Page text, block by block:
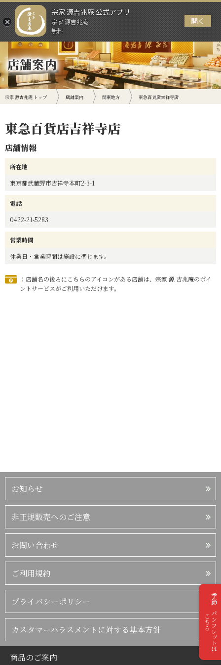
宗家 源吉兆庵 公式アプリ
宗家 源吉兆庵
無料
開く
メニュー
店舗案内
宗家 源吉兆庵 トップ 店舗案内 関東地方 東急百貨店吉祥寺店
東急百貨店吉祥寺店
店舗情報
所在地
東京都武蔵野市吉祥寺本町2-3-1
電話
0422-21-5283
営業時間
休業日・営業時間は施設に準じます。
：店舗名の後ろにこちらのアイコンがある店舗は、宗家 源 吉兆庵のポイ
ントサービスがご利用いただけます。
お知らせ
非正規販売へのご注意
お問い合わせ
ご利用規約
プライバシーポリシー
カスタマーハラスメントに対する基本方針
商品のご案内
季節のパンフレットは
こちら